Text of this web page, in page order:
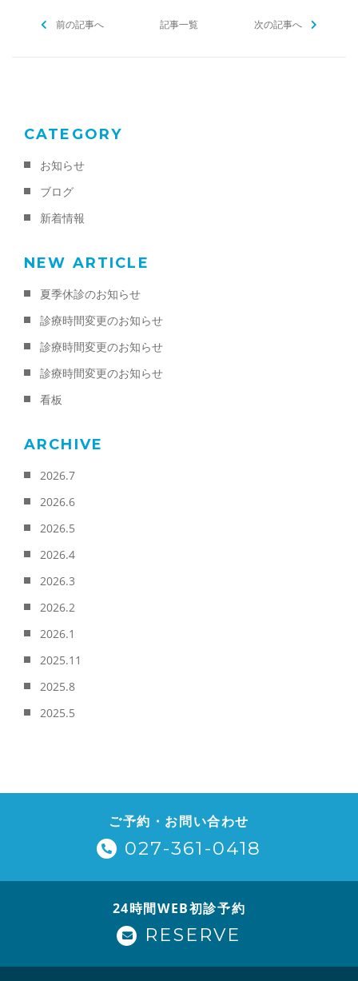
o
前の記事へ 記事一覧 次の記事へ
CATEGORY
お知らせ
ブログ
新着情報
NEW ARTICLE
夏季休診のお知らせ
診療時間変更のお知らせ
診療時間変更のお知らせ
診療時間変更のお知らせ
看板
ARCHIVE
2026.7
2026.6
2026.5
2026.4
2026.3
2026.2
2026.1
2025.11
2025.8
2025.5
ご予約・お問い合わせ
027-361-0418
24時間WEB初診予約
RESERVE